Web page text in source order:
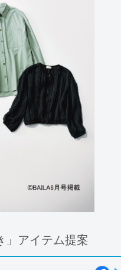
」アイテム提案